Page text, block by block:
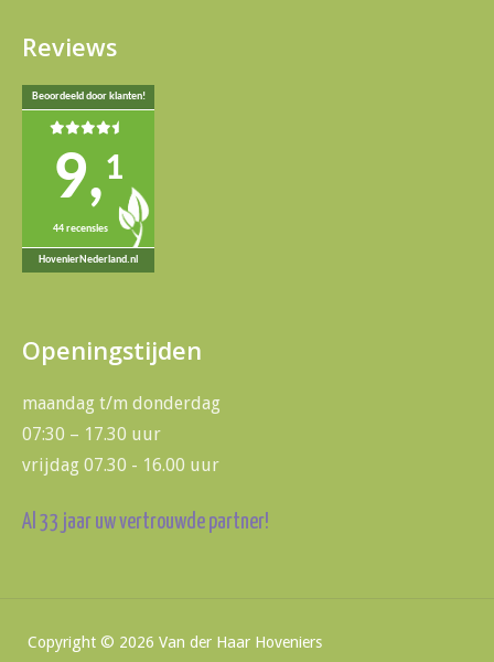
Reviews
Beoordeeld door klanten!
9,1
44 recensies
HovenierNederland.nl
Openingstijden
maandag t/m donderdag
07:30 – 17.30 uur
vrijdag 07.30 - 16.00 uur
Al 33 jaar uw vertrouwde partner!
Copyright © 2026 Van der Haar Hoveniers